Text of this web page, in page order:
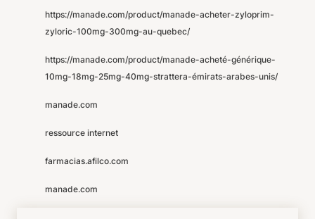
https://manade.com/product/manade-acheter-zyloprim-
zyloric-100mg-300mg-au-quebec/
https://manade.com/product/manade-acheté-générique-
10mg-18mg-25mg-40mg-strattera-émirats-arabes-unis/
manade.com
ressource internet
farmacias.afilco.com
manade.com